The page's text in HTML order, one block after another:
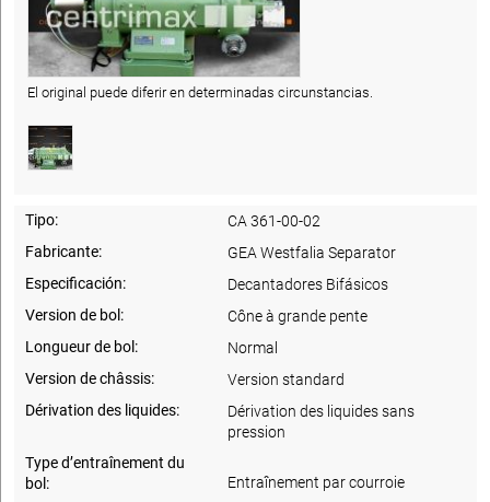
El original puede diferir en determinadas circunstancias.
Tipo:
CA 361-00-02
Fabricante:
GEA Westfalia Separator
Especificación:
Decantadores Bifásicos
Version de bol:
Cône à grande pente
Longueur de bol:
Normal
Version de châssis:
Version standard
Dérivation des liquides:
Dérivation des liquides sans
pression
Type d’entraînement du
bol:
Entraînement par courroie